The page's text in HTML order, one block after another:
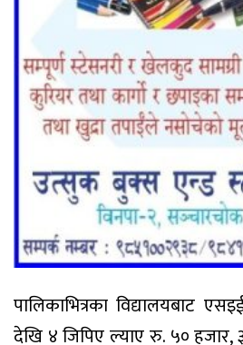
पालिकाभित्रका विद्यालयबाट
देखि ४ जिपिए ल्याए रु. ५० हजार,